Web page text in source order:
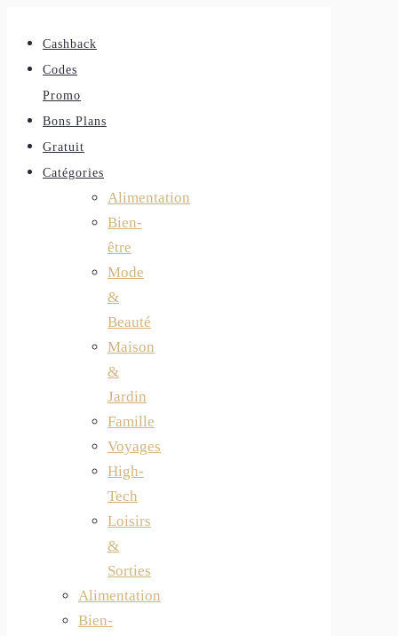
Cashback
Codes
Promo
Bons Plans
Gratuit
Catégories
Alimentation
Bien-
être
Mode
&
Beauté
Maison
&
Jardin
Famille
Voyages
High-
Tech
Loisirs
&
Sorties
Alimentation
Bien-